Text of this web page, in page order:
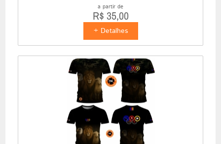
a partir de
R$ 35,00
+ Detalhes